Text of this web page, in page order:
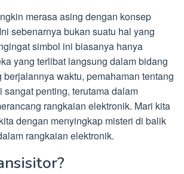
merasa asing dengan konsep
sebenarnya bukan suatu hal yang
simbol ini biasanya hanya
yang terlibat langsung dalam bidang
waktu, pemahaman tentang
penting, terutama dalam
rangkaian elektronik. Mari kita
dengan menyingkap misteri di balik
rangkaian elektronik.